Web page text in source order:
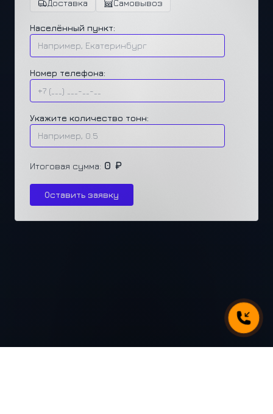
Доставка
Самовывоз
Населённый пункт:
Номер телефона:
Укажите количество тонн:
Итоговая сумма: 0 ₽
Оставить заявку